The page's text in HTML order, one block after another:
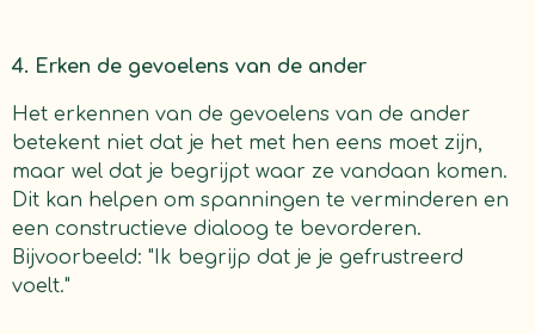
4. Erken de gevoelens van de ander
Het erkennen van de gevoelens van de ander
betekent niet dat je het met hen eens moet zijn,
maar wel dat je begrijpt waar ze vandaan komen.
Dit kan helpen om spanningen te verminderen en
een constructieve dialoog te bevorderen.
Bijvoorbeeld: "Ik begrijp dat je je gefrustreerd
voelt."